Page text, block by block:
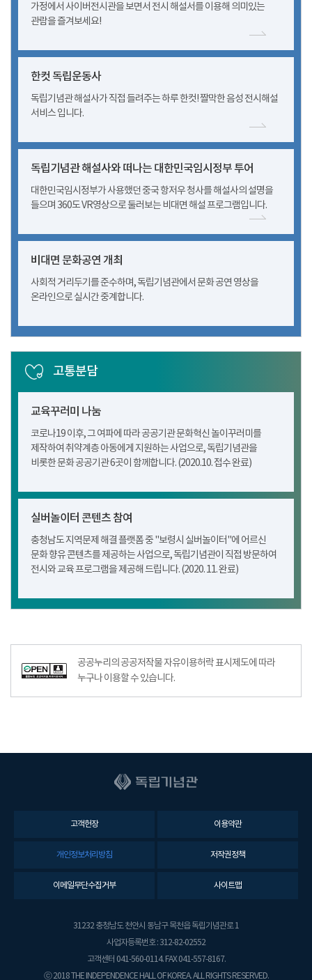
가정에서 사이버전시관을 보면서 전시 해설서를 이용해 의미있는
관람을 즐겨보세요!
한컷 독립운동사
독립기념관 해설사가 직접 들려주는 하루 한컷! 짤막한 음성 전시해설
서비스 입니다.
독립기념관 해설사와 떠나는 대한민국임시정부 투어
대한민국임시정부가 사용했던 중국 항저우 청사를 해설사의 설명을
들으며 360도 VR영상으로 둘러보는 비대면 해설 프로그램입니다.
비대면 문화공연 개최
사회적 거리두기를 준수하며, 독립기념관에서 문화 공연 영상을
온라인으로 실시간 중계합니다.
고통분담
교육꾸러미 나눔
코로나19 이후, 그 여파에 따라 공공기관 문화혁신 놀이꾸러미를
제작하여 취약계층 아동에게 지원하는 사업으로, 독립기념관을
비롯한 문화 공공기관 6곳이 함께합니다. (2020.10. 접수 완료)
실버놀이터 콘텐츠 참여
충청남도 지역문제 해결 플랫폼 중 "보령시 실버놀이터"에 어르신
문화 향유 콘텐츠를 제공하는 사업으로, 독립기념관이 직접 방문하여
전시와 교육 프로그램을 제공해 드립니다. (2020. 11. 완료)
공공누리공공저작물자유이용허락–출처표시이미지
공공누리의 공공저작물 자유이용허락 표시제도에 따라
누구나 이용할 수 있습니다.
고객헌장 이용약관
개인정보처리방침 저작권정책
이메일무단수집거부 사이트맵
31232 충청남도 천안시 동남구 목천읍 독립기념관로 1
사업자등록번호 : 312-82-02552
고객센터 041-560-0114. FAX 041-557-8167.
ⓒ 2018 THE INDEPENDENCE HALL OF KOREA. ALL RIGHTS RESERVED.